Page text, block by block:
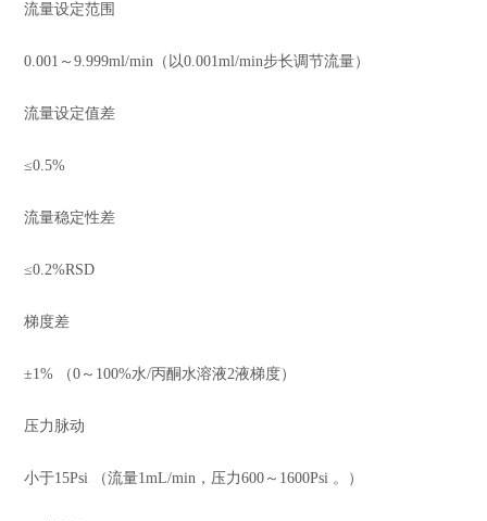
流量设定范围
0.001～9.999ml/min（以0.001ml/min步长调节流量）
流量设定值差
≤0.5%
流量稳定性差
≤0.2%RSD
梯度差
±1% （0～100%水/丙酮水溶液2液梯度）
压力脉动
小于15Psi （流量1mL/min，压力600～1600Psi 。）